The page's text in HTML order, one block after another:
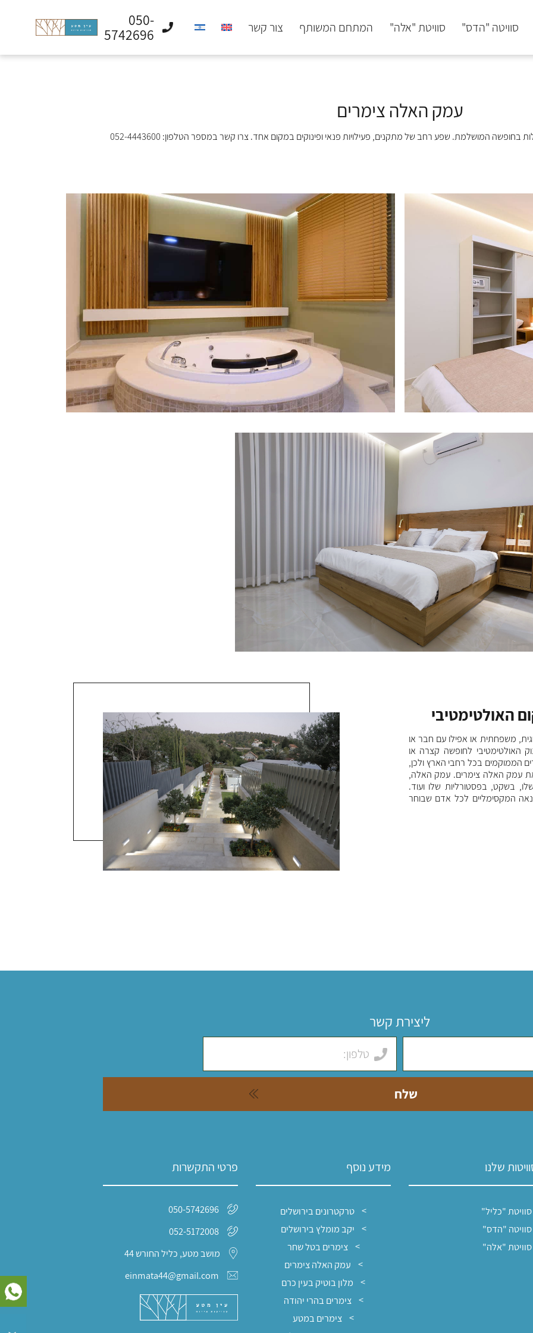
סוויטה "הדס" סוויטת "אלה" המתחם המשותף צור קשר
050-
5742696
עמק האלה צימרים
בחופשה המושלמת. שפע רחב של מתקנים, פעילויות פנאי ופינוקים במקום אחד. צרו קשר במספר הטלפון: 052-4443600
האולטימטיבי
משפחתית או אפילו עם חבר או
האולטימטיבי לחופשה קצרה או
הממוקמים בכל רחבי הארץ ולכן,
עמק האלה צימרים. עמק האלה,
בשקט, בפסטורליות שלו ועוד.
המקסימליים לכל אדם שבוחר
עמק האלה צימרים – למה הם הבחירה הטובה
עמק האלה צימרים הם הבחירה הטובה ביותר לכל אדם שמחפש צימר מפנק
לחופשה חלומית וזאת בשל כמה סיבות: ראשית כל, צימרים בעמק האלה מספקים
אווירה נוחה ונעימה למטיילים באזור שמחפשים מקום לינה שיהיה בו נעים ונוח.
בצימרים יהיו את כל הפינוקים האפשריים לרבות: חדר שינה מפנק, גינה, ג'קוזי
ולעיתים גם בריכה פרטית. מעבר לכך, עמק האלה ידוע בנופיו המדהימים. בחירה
בצימר בעמק האלה תאפשר לכם להנות ולהתעמק ביופי הטבעי של האזור. תארו
לעצמכם איך זה ירגיש להתעורר לנוף מדהים. מעבר לכך, הסביבה שלווה והדבר
יאפשר לכם להנות מרוגע, הנאה וניתוק מחיי היומיום התובעניים שלכם. עמק האלה
מציע מגוון רחב של פעילויות למבקרים וחובבי תרבות והיסטוריה ולכן, בחירה דווקא
בצימרים הללו תציע לכם את האפשרות לטייל באזור ולהנות מכל מה שהוא מציע.
כיצד תבחרו צימר
אם אתם מחפשים עמק האלה
הנה כמה פרמטרים שיסייעו לכם
קחו בחשבון שככל שתשהו יותר
בדקו זמינות של צימרים
צימר, האם הוא מציע פינוקים,
סביבו ועוד. כדאי לקבל המלצות
וזאת בכדי להבין כי מדובר על
ליצירת קשר
שלנו
סוויטת "כליל"
סוויטה "הדס"
סוויטת "אלה"
מידע נוסף
טרקטרונים בירושלים
יקב מומלץ בירושלים
צימרים בטל שחר
עמק האלה צימרים
מלון בוטיק בעין כרם
צימרים בהרי יהודה
צימרים במטע
פרטי התקשרות
050-5742696
052-5172008
מושב מטע, כליל החורש 44
einmata44@gmail.com